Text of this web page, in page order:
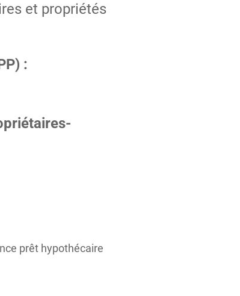
et propriétés
:
prêt hypothécaire